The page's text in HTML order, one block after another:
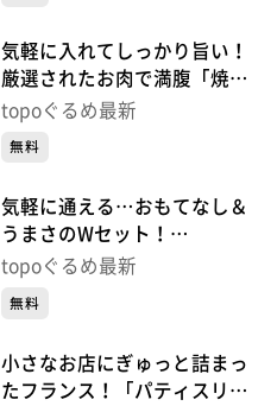
気軽に入れてしっかり旨い！
厳選されたお肉で満腹「焼肉
まんぷく亭」（宮城野区榴
topoぐるめ最新
無料
気軽に通える…おもてなし＆
うまさのWセット！
「OMOUMA麺堂」（富谷市
め】
topoぐるめ最新
無料
小さなお店にぎゅっと詰まっ
たフランス！「パティスリー